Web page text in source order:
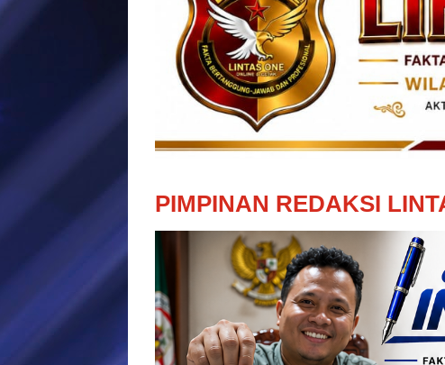
PIMPINAN REDAKSI